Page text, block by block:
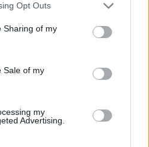
Opt Outs
Sharing of my
Sale of my
my
Advertising.